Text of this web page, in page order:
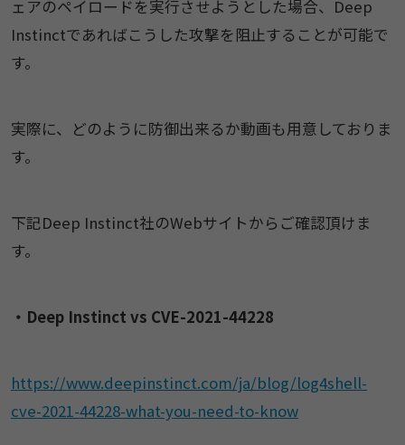
ェアのペイロードを実行させようとした場合、Deep
Instinctであればこうした攻撃を阻止することが可能で
す。
実際に、どのように防御出来るか動画も用意しておりま
す。
下記Deep Instinct社のWebサイトからご確認頂けま
す。
・Deep Instinct vs CVE-2021-44228
https://www.deepinstinct.com/ja/blog/log4shell-
cve-2021-44228-what-you-need-to-know